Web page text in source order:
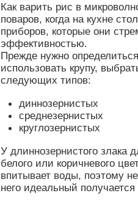
Как варить рис в
поваров, когда на кухне
приборов, которые они
эффективностью.
Прежде нужно
использовать крупу,
следующих типов:
диннозернистых
среднезернистых
круглозернистых
У длиннозернистого злака
белого или коричневого
впитывает воды, поэтому
него идеальный